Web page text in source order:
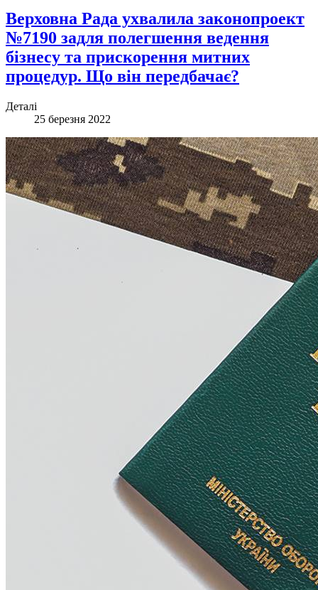
Верховна Рада ухвалила законопроект
№7190 задля полегшення ведення
бізнесу та прискорення митних
процедур. Що він передбачає?
Деталі
25 березня 2022